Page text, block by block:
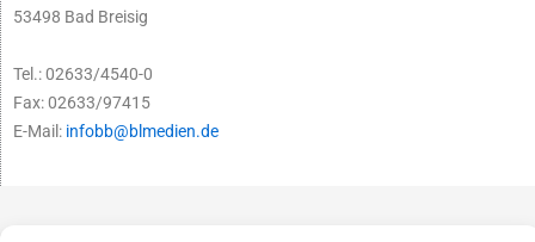
53498 Bad Breisig
Tel.: 02633/4540-0
Fax: 02633/97415
E-Mail: infobb@blmedien.de